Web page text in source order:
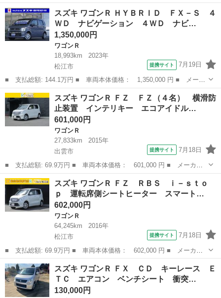
名： スズキ ■ 車種名： ワゴンＲ ■ グレード名： ＦＸ ブレ
ーキサポート アイドリングストップ ■ 排気量： 660cc ■ ドア枚
数： ...
岡山 岡山市 ワゴンＲ
スズキ ワゴンＲ ＨＹＢＲＩＤ ＦＸ－Ｓ ４
ＷＤ ナビゲーション ４ＷＤ ナビ…
1,350,000円
ワゴンＲ
18,993km
2023年
松江市
提携サイト 7月19日
■ 支払総額: 144.1万円 ■ 車両本体価格： 1,350,000 円 ■ メーカ
ー名： スズキ ■ 車種名： ワゴンＲ ■ グレード名： ＨＹＢＲ
ＩＤ ＦＸ－Ｓ ４ＷＤ ナビゲーション ４ＷＤ ナビ リアパー
キングセ...
島根 松江市 ワゴンＲ
スズキ ワゴンＲ ＦＺ ＦＺ（４名） 横滑防
止装置 インテリキー エコアイドル…
601,000円
ワゴンＲ
27,833km
2015年
出雲市
提携サイト 7月18日
■ 支払総額: 69.9万円 ■ 車両本体価格： 601,000 円 ■ メーカー
名： スズキ ■ 車種名： ワゴンＲ ■ グレード名： ＦＺ ＦＺ
（４名） 横滑防止装置 インテリキー エコアイドル 運転席側シ
ートヒーター...
島根 出雲市 ワゴンＲ
スズキ ワゴンＲ ＦＺ ＲＢＳ ｉ－ｓｔｏ
ｐ 運転席側シートヒーター スマート…
602,000円
ワゴンＲ
64,245km
2016年
松江市
提携サイト 7月18日
■ 支払総額: 69.9万円 ■ 車両本体価格： 602,000 円 ■ メーカー
名： スズキ ■ 車種名： ワゴンＲ ■ グレード名： ＦＺ ＲＢ
Ｓ ｉ－ｓｔｏｐ 運転席側シートヒーター スマートキープッシュ
スタート セ...
島根 松江市 ワゴンＲ
スズキ ワゴンＲ ＦＸ ＣＤ キーレース Ｅ
ＴＣ エアコン ベンチシート 衝突…
130,000円